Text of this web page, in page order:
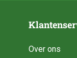
Over ons